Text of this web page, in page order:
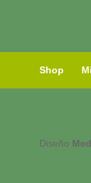
Shop
Diseño